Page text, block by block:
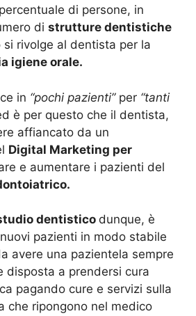
di persone, in
di strutture dentistiche
rivolge al dentista per la
igiene orale.
in “pochi pazienti”per “tanti
è per questo che il dentista,
affiancato da un
Digital Marketing per
e aumentare i pazienti del
dentistico dunque, è
pazienti in modo stabile
avere una pazientela sempre
disposta a prendersi cura
pagando cure e servizi sulla
che ripongono nel medico